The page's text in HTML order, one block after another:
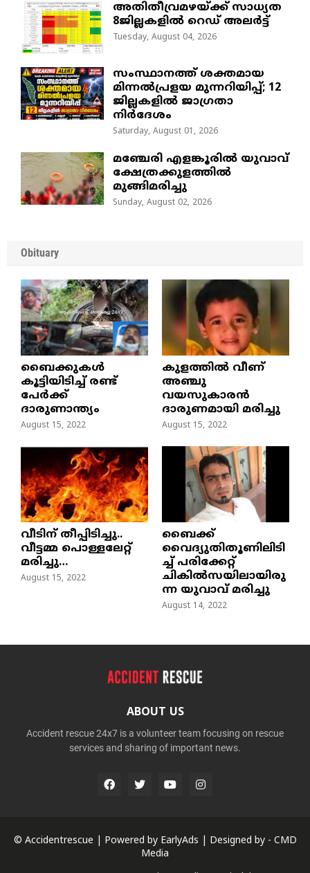
അതിതീവ്രമഴയ്ക്ക് സാധ്യത
8ജില്ലകളിൽ റെഡ് അലർട്ട്
Tuesday, August 04, 2026
സംസ്ഥാനത്ത് ശക്തമായ
മിന്നൽപ്രളയ മുന്നറിയിപ്പ്; 12
ജില്ലകളിൽ ജാഗ്രതാ
നിർദേശം
Saturday, August 01, 2026
മഞ്ചേരി എളങ്കൂരിൽ യുവാവ്
ക്ഷേത്രക്കുളത്തിൽ
മുങ്ങിമരിച്ചു
Sunday, August 02, 2026
Obituary
ബൈക്കുകൾ
കൂട്ടിയിടിച്ച് രണ്ട്
പേർക്ക്
ദാരുണാന്ത്യം
August 15, 2022
കുളത്തില്‍ വീണ്
അഞ്ചു
വയസുകാരന്‍
ദാരുണമായി മരിച്ചു
August 15, 2022
വീടിന് തീപ്പിടിച്ചു..
വീട്ടമ്മ പൊള്ളലേറ്റ്
മരിച്ചു…
August 15, 2022
ബൈക്ക്
വൈദ്യുതിതൂണിലിടി
ച്ച്‌ പരിക്കേറ്റ്
ചികില്‍സയിലായിരു
ന്ന യുവാവ് മരിച്ചു
August 14, 2022
ABOUT US
Accident rescue 24x7 is a volunteer team focusing on rescue
services and sharing of important news.
© Accidentrescue | Powered by EarlyAds | Designed by - CMD
Media